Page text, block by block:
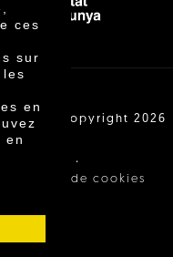
ces
sur
en
en
SCCL | Copyright 2026
·
Politique de cookies